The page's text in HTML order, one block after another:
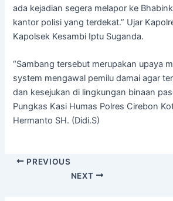
ada kejadian segera melapor ke
kantor polisi yang terdekat.” Ujar
Kapolsek Kesambi Iptu Suganda.
“Sambang tersebut merupakan upaya
system mengawal pemilu damai agar
dan kesejukan di lingkungan binaan
Pungkas Kasi Humas Polres Cirebon
Hermanto SH. (Didi.S)
PREVIOUS
NEXT